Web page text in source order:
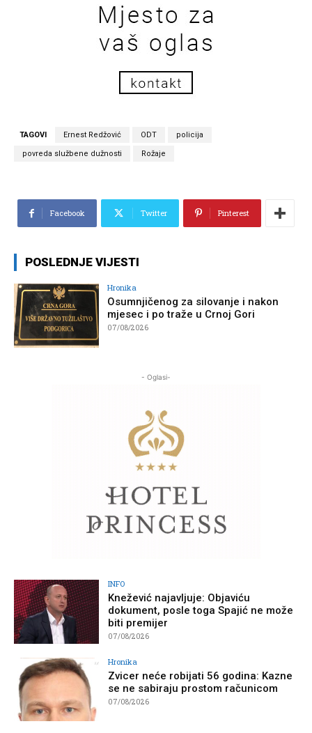
TAGOVI Ernest Redžović ODT policija
povreda službene dužnosti Rožaje
Facebook Twitter Pinterest
POSLEDNJE VIJESTI
Hronika
Osumnjičenog za silovanje i nakon
mjesec i po traže u Crnoj Gori
07/08/2026
- Oglasi-
INFO
Knežević najavljuje: Objaviću
dokument, posle toga Spajić ne može
biti premijer
07/08/2026
Hronika
Zvicer neće robijati 56 godina: Kazne
se ne sabiraju prostom računicom
07/08/2026